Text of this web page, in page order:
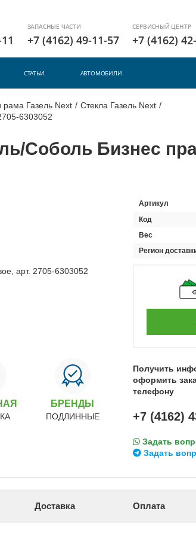
ЗАПАСНЫЕ ЧАСТИ
+7 (4162) 49-11-57
СЕРВИСНЫЙ ЦЕНТР
+7 (4162)
СТАТЬИ АВТОМОБИЛИ
рама Газель Next / Стекла Газель Next /
6303052
Соболь Бизнес
БРЕНДЫ
ПОДЛИННЫЕ
Артикул
Код
Вес
Регион
Получить
оформить
телефону
+7 (4162)
Задать
Задать
Доставка Оплата